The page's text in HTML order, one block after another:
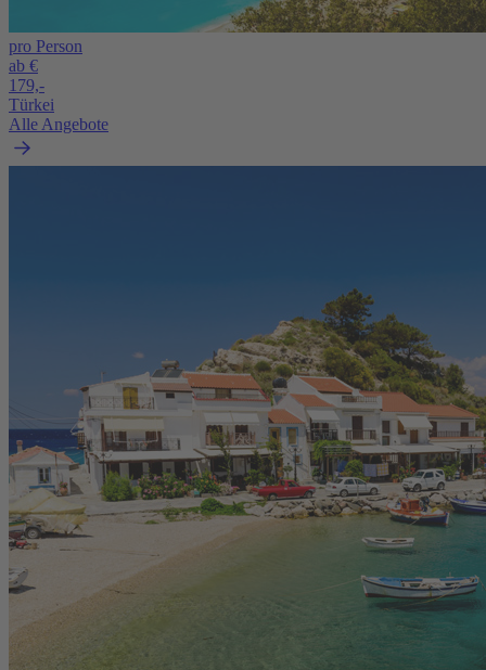
pro Person
ab €
179,-
Türkei
Alle Angebote